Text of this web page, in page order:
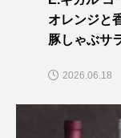
オレンジと
豚しゃぶサ
2026.06.18